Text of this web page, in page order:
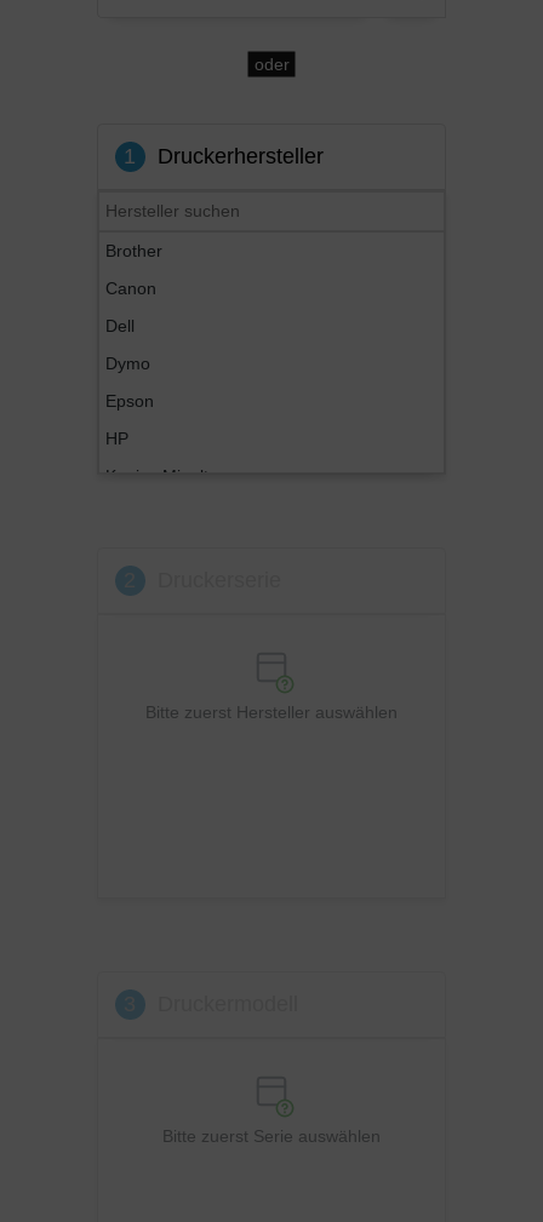
oder
1 Druckerhersteller
Brother
Canon
Dell
Dymo
Epson
HP
Konica Minolta
OKI
Bitte zuerst Hersteller auswählen
Bitte zuerst Serie auswählen